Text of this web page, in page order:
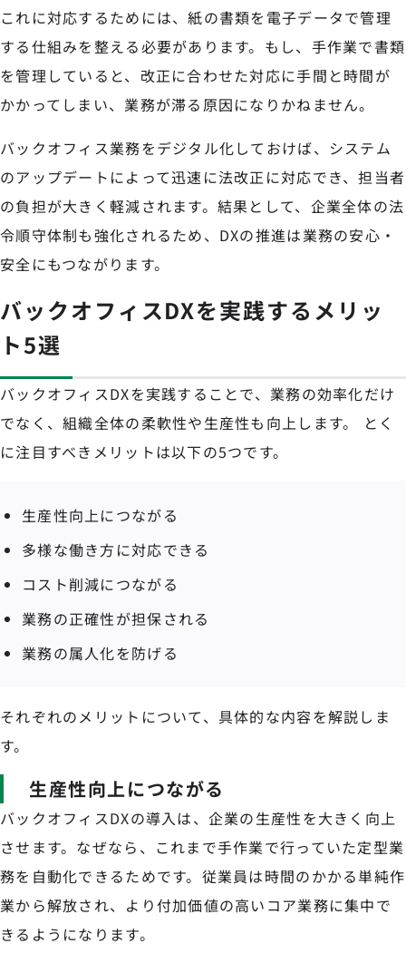
これに対応するためには、紙の書類を電子データで管理
する仕組みを整える必要があります。もし、手作業で書類
を管理していると、改正に合わせた対応に手間と時間が
かかってしまい、業務が滞る原因になりかねません。
バックオフィス業務をデジタル化しておけば、システム
のアップデートによって迅速に法改正に対応でき、担当者
の負担が大きく軽減されます。結果として、企業全体の法
令順守体制も強化されるため、DXの推進は業務の安心・
安全にもつながります。
バックオフィスDXを実践するメリッ
ト5選
バックオフィスDXを実践することで、業務の効率化だけ
でなく、組織全体の柔軟性や生産性も向上します。 とく
に注目すべきメリットは以下の5つです。
生産性向上につながる
多様な働き方に対応できる
コスト削減につながる
業務の正確性が担保される
業務の属人化を防げる
それぞれのメリットについて、具体的な内容を解説しま
す。
生産性向上につながる
バックオフィスDXの導入は、企業の生産性を大きく向上
させます。なぜなら、これまで手作業で行っていた定型業
務を自動化できるためです。従業員は時間のかかる単純作
業から解放され、より付加価値の高いコア業務に集中で
きるようになります。